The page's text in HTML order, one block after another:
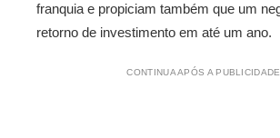
franquia e propiciam também que um
retorno de investimento em até um ano.
CONTINUA APÓS A PUBLICIDADE